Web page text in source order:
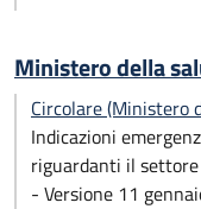
Ministero della
Circolare
Indicazioni
riguardanti il
- Versione 11